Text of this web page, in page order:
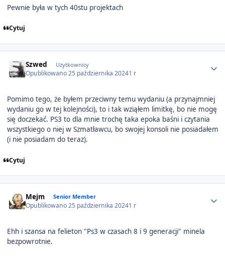
Pewnie była w tych 40stu projektach
Cytuj
Szwed Użytkownicy
Opublikowano25 października 20241 r
Pomimo tego, że byłem przeciwny temu wydaniu (a przynajmniej
wydaniu go w tej kolejności), to i tak wziąłem limitkę, bo nie mogę
się doczekać. PS3 to dla mnie trochę taka epoka baśni i czytania
wszystkiego o niej w Szmatławcu, bo swojej konsoli nie posiadałem
(i nie posiadam do teraz).
Cytuj
Mejm Senior Member
Opublikowano25 października 20241 r
Ehh i szansa na felieton "Ps3 w czasach 8 i 9 generacji" minela
bezpowrotnie.